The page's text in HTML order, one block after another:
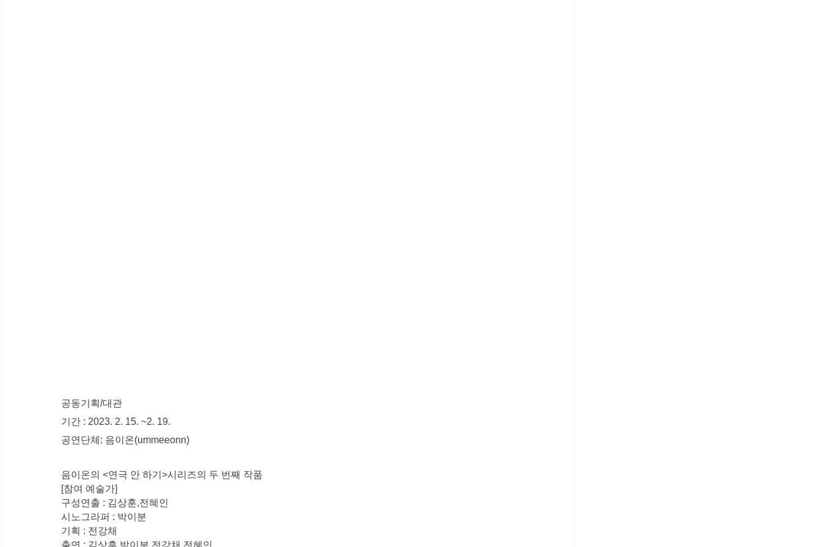
공동기획/대관
기간 : 2023. 2. 15. ~2. 19.
공연단체: 음이온(ummeeonn)
음이온의 <연극 안 하기>시리즈의 두 번째 작품
[참여 예술가]
구성연출 : 김상훈,전혜인
시노그라퍼 : 박이분
기획 : 전강채
출연 : 김상훈,박이분,전강채,전혜인